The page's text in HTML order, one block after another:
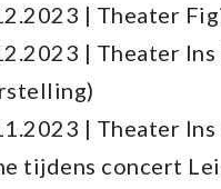
| Theater
| Theater
| Theater Ins
tijdens concert